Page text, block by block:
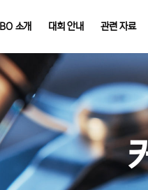
IBO 소개 대회 안내 관련 자료